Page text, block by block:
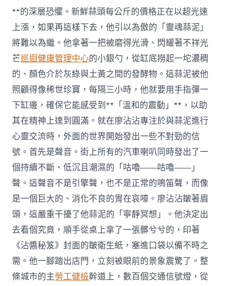
**的深層恐懼。新鮮蒜頭每公斤的價格正在以超光速
上漲，如果再這樣下去，他引以為傲的「靈魂蒜泥」
將難以為繼。他拿著一把被磨得光滑、閃耀著不祥光
芒巡迴健康管理中心的小銀勺，從缸底撈起一坨濃稠
的、顏色介於灰綠與土黃之間的發酵物。這蒜泥被他
照顧得像稀世珍寶，每隔三小時，他就要用手指彈一
下缸邊，確保它能感受到**「溫和的震動」**，以助
其在精神上達到圓滿。就在廖沾沾專注於與蒜泥進行
心靈交流時，外面的世界開始發出一些不對勁的信
號。首先是聲音。街上所有的汽車喇叭同時發出了一
個持續不斷、低沉且潮濕的「咕嚕——咕嚕——」
聲。這聲音不是引擎聲，也不是正常的鳴笛聲，而像
是一個巨大的、消化不良的胃在哀嚎。廖沾沾皺著眉
頭，這嚴重干擾了他蒜泥的「寧靜冥想」。他決定出
去看個究竟，順手從桌上拿了一張髒兮兮的，印著
《沾醬秘笈》封面的皺衛生紙，塞進口袋以備不時之
需。他一腳踏出店門，立刻被眼前的景象震驚了。整
條城市的主勞工健檢幹道上，數百個交通信號燈，從